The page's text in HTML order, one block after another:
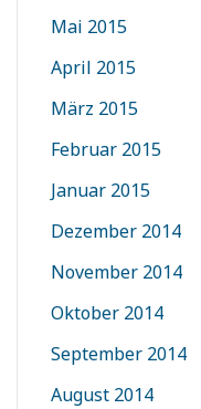
Mai 2015
April 2015
März 2015
Februar 2015
Januar 2015
Dezember 2014
November 2014
Oktober 2014
September 2014
August 2014